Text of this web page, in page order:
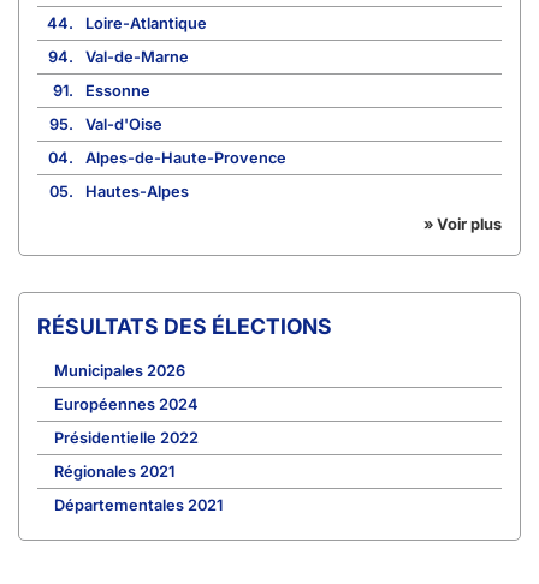
44.
Loire-Atlantique
94.
Val-de-Marne
91.
Essonne
95.
Val-d'Oise
04.
Alpes-de-Haute-Provence
05.
Hautes-Alpes
» Voir plus
RÉSULTATS DES ÉLECTIONS
Municipales 2026
Européennes 2024
Présidentielle 2022
Régionales 2021
Départementales 2021